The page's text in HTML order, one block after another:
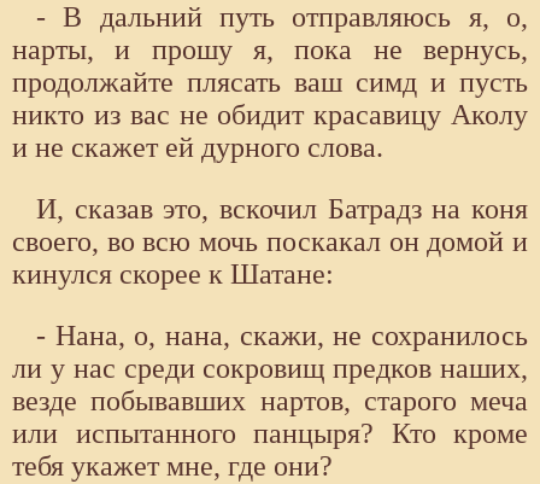
- В дальний путь отправляюсь я, о,
нарты, и прошу я, пока не вернусь,
продолжайте плясать ваш симд и пусть
никто из вас не обидит красавицу Аколу
и не скажет ей дурного слова.
И, сказав это, вскочил Батрадз на коня
своего, во всю мочь поскакал он домой и
кинулся скорее к Шатане:
- Нана, о, нана, скажи, не сохранилось
ли у нас среди сокровищ предков наших,
везде побывавших нартов, старого меча
или испытанного панцыря? Кто кроме
тебя укажет мне, где они?